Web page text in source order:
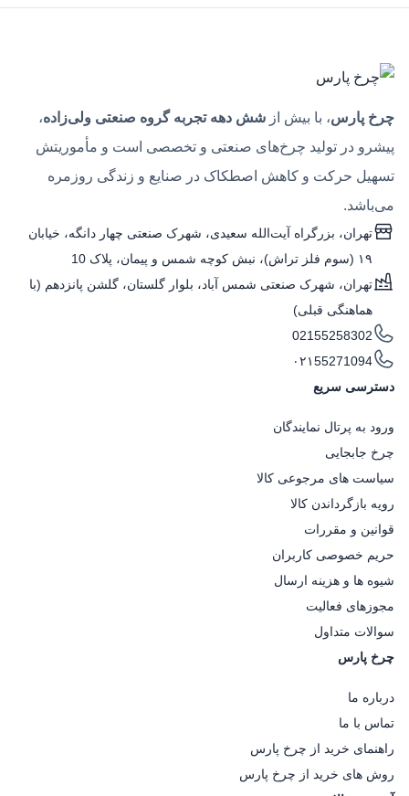
چرخ پارس، با بیش از شش دهه تجربه گروه صنعتی ولی‌زاده،
پیشرو در تولید چرخ‌های صنعتی و تخصصی است و مأموریتش
تسهیل حرکت و کاهش اصطکاک در صنایع و زندگی روزمره
می‌باشد.
تهران، بزرگراه آیت‌الله سعیدی، شهرک صنعتی چهار دانگه، خیابان
۱۹ (سوم فلز تراش)، نبش کوچه شمس و پیمان، پلاک 10
تهران، شهرک صنعتی شمس آباد، بلوار گلستان، گلشن پانزدهم (با
هماهنگی قبلی)
02155258302
۰۲۱55271094
دسترسی سریع
ورود به پرتال نمایندگان
چرخ جابجایی
سیاست های مرجوعی کالا
رویه بازگرداندن کالا
قوانین و مقررات
حریم خصوصی کاربران
شیوه ها و هزینه ارسال
مجوزهای فعالیت
سوالات متداول
چرخ پارس
درباره ما
تماس با ما
راهنمای خرید از چرخ پارس
روش های خرید از چرخ پارس